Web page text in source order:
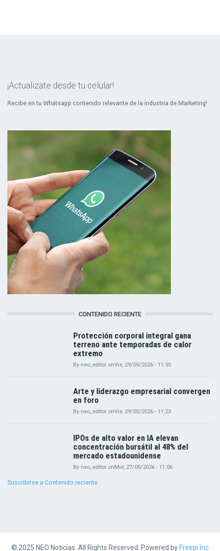
¡Actualizate desde tu celular!
Recibe en tu Whatsapp contenido relevante de la industria de Marketing!
CONTENIDO RECIENTE
Protección corporal integral gana
terreno ante temporadas de calor
extremo
By neo_editor onVie, 29/05/2026 - 11:35
Arte y liderazgo empresarial convergen
en foro
By neo_editor onVie, 29/05/2026 - 11:23
IPOs de alto valor en IA elevan
concentración bursátil al 48% del
mercado estadounidense
By neo_editor onMié, 27/05/2026 - 11:06
Suscribirse a Contenido reciente
© 2025 NEO Noticias. All Rights Reserved. Powered byFreepi Inc